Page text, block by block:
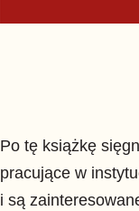
Po tę książkę
pracujące w
i są